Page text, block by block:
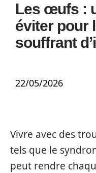
Les œufs :
éviter pour
souffrant
22/05/2026
Vivre avec des
tels que le
peut rendre